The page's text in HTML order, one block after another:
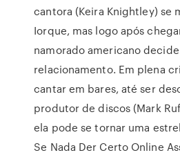
cantora (Keira Knightley) se
Iorque, mas logo após
namorado americano
relacionamento. Em plena
cantar em bares, até ser
produtor de discos (Mark
ela pode se tornar uma
Se Nada Der Certo Online